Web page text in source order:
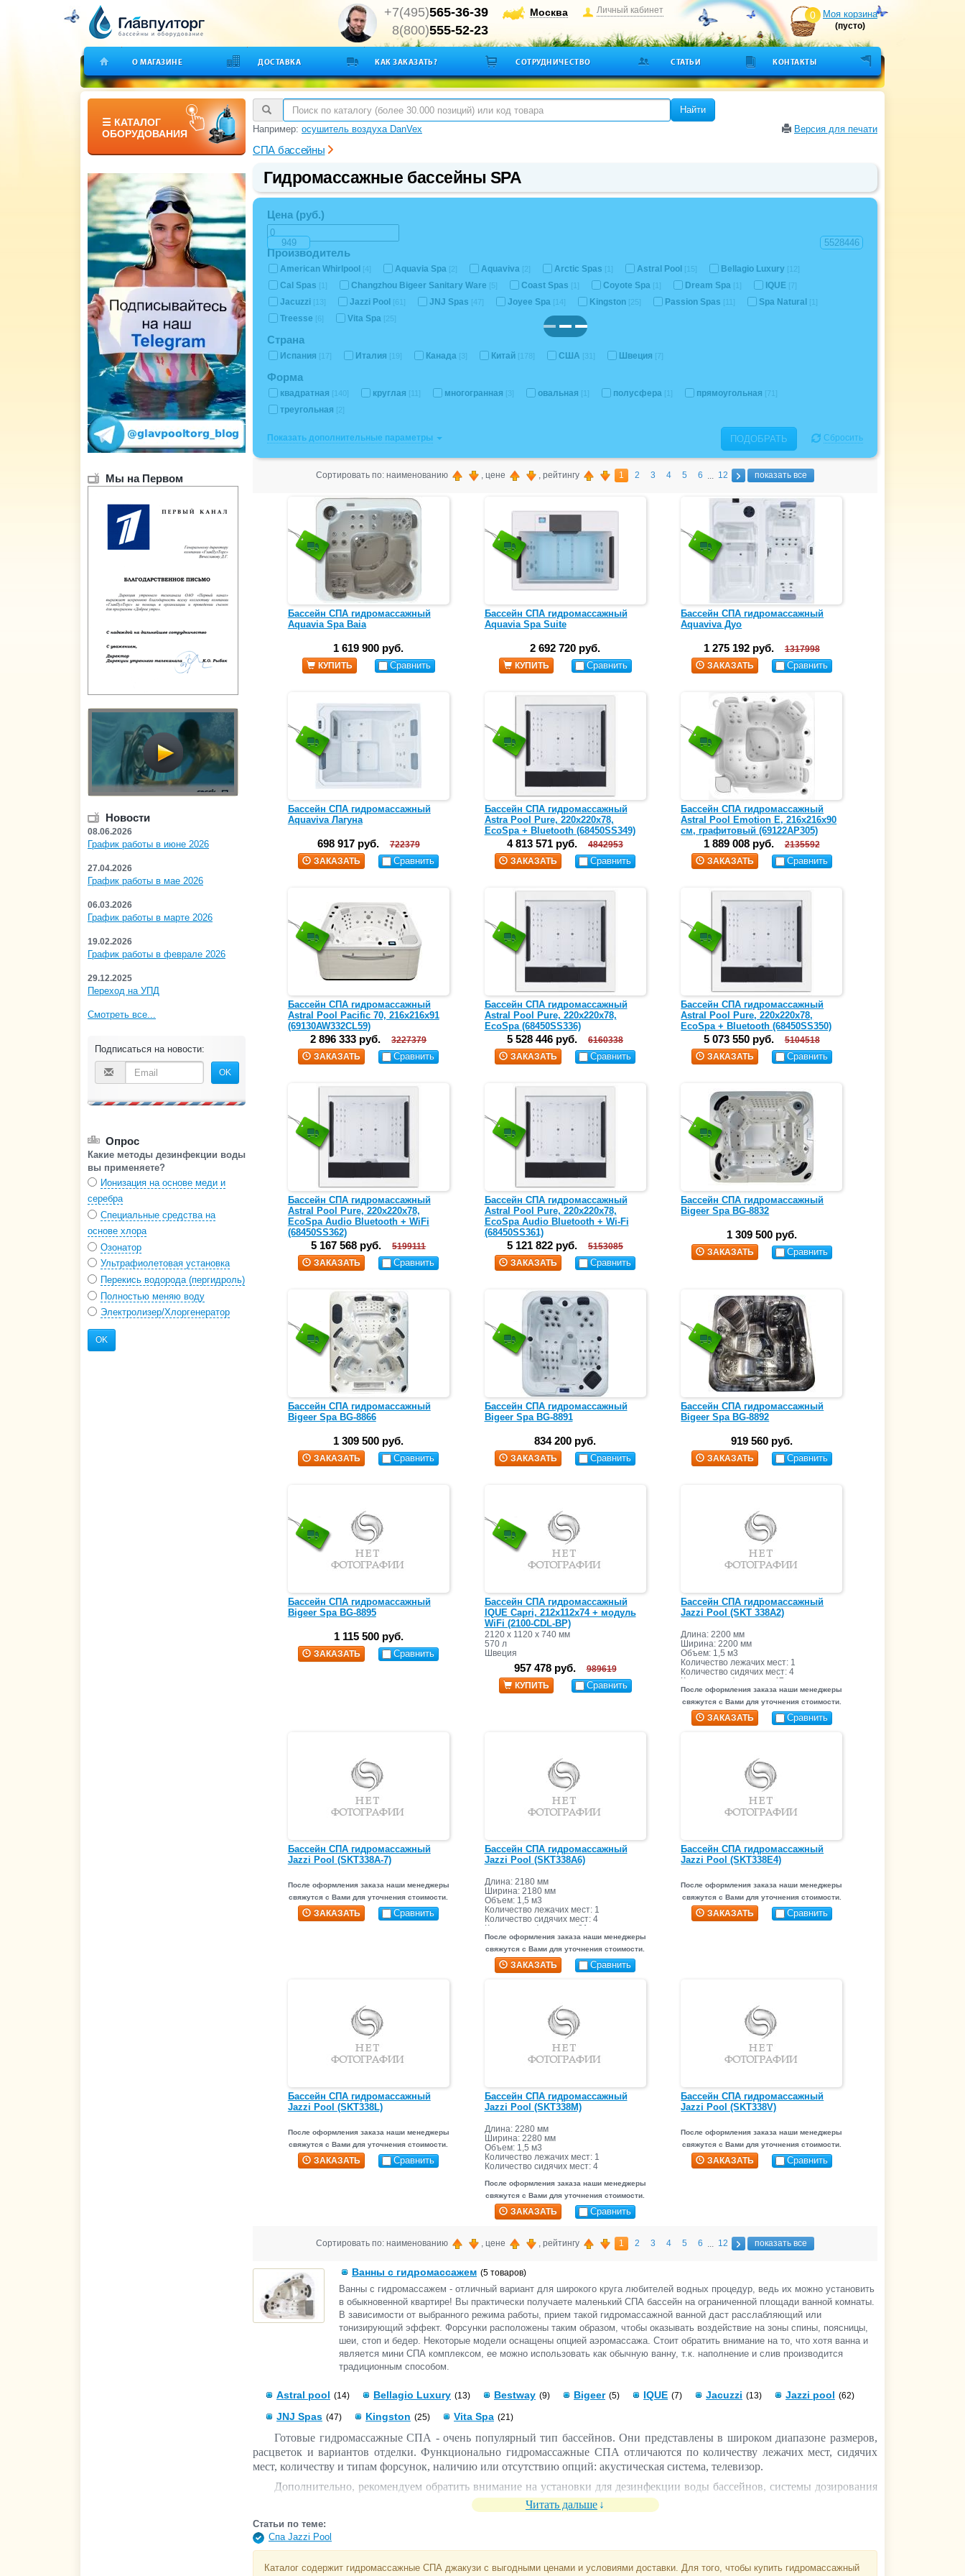
+7(495)565-36-39
8(800)555-52-23
Москва Личный кабинет 0 Моя корзина
(пусто)
О МАГАЗИНЕ ДОСТАВКА КАК ЗАКАЗАТЬ? СОТРУДНИЧЕСТВО СТАТЬИ КОНТАКТЫ
☰ КАТАЛОГ
ОБОРУДОВАНИЯ
Мы на Первом
Новости
08.06.2026
График работы в июне 2026
27.04.2026
График работы в мае 2026
06.03.2026
График работы в марте 2026
19.02.2026
График работы в феврале 2026
29.12.2025
Переход на УПД
Смотреть все...
Подписаться на новости:
OK
Опрос
Какие методы дезинфекции воды
вы применяете?
Ионизация на основе меди и
серебра
Специальные средства на
основе хлора
Озонатор
Ультрафиолетовая установка
Перекись водорода (пергидроль)
Полностью меняю воду
Электролизер/Хлоргенератор
OK
Найти
Например: осушитель воздуха DanVex Версия для печати
СПА бассейны
Гидромассажные бассейны SPA
Цена (руб.)
Производитель
American Whirlpool Aquavia Spa [2] Aquaviva [2] Arctic Spas Astral Pool [15] Bellagio Luxury [12]
Cal Spas Changzhou Bigeer Sanitary Ware [5] Coast Spas Coyote Spa Dream Spa IQUE [7]
Jacuzzi [13] Jazzi Pool [61] JNJ Spas [47] Joyee Spa Kingston [25] Passion Spas Spa Natural
Treesse [6] Vita Spa [25]
Страна
Испания [17] Италия [19] Канада [3] Китай [178] США [31] Швеция [7]
Форма
квадратная [140] круглая многогранная [3] овальная полусфера прямоугольная [71]
треугольная [2]
Показать дополнительные параметры Сбросить
ПОДОБРАТЬ
Сортировать по: наименованию , цене , рейтингу 1 2 3 4 5 6 ... 12 показать все
Бассейн СПА гидромассажный
Aquavia Spa Baia
1 619 900 руб.
КУПИТЬ Сравнить
Бассейн СПА гидромассажный
Aquavia Spa Suite
2 692 720 руб.
КУПИТЬ Сравнить
Бассейн СПА гидромассажный
Aquaviva Дуо
1 275 192 руб.
1317998
ЗАКАЗАТЬ
Сравнить
Бассейн СПА гидромассажный
Aquaviva Лагуна
698 917 руб.
722379
ЗАКАЗАТЬ
Сравнить
Бассейн СПА гидромассажный
Astra Pool Pure, 220x220x78,
EcoSpa + Bluetooth (68450SS349)
4 813 571 руб.
4842953
ЗАКАЗАТЬ
Сравнить
Бассейн СПА гидромассажный
Astral Pool Emotion E, 216х216х90
см, графитовый (69122AP305)
1 889 008 руб.
2135592
ЗАКАЗАТЬ
Сравнить
Бассейн СПА гидромассажный
Astral Pool Pacific 70, 216х216х91
(69130AW332CL59)
2 896 333 руб.
3227379
ЗАКАЗАТЬ
Сравнить
Бассейн СПА гидромассажный
Astral Pool Pure, 220x220x78,
EcoSpa (68450SS336)
5 528 446 руб.
6160338
ЗАКАЗАТЬ
Сравнить
Бассейн СПА гидромассажный
Astral Pool Pure, 220x220x78,
EcoSpa + Bluetooth (68450SS350)
5 073 550 руб.
5104518
ЗАКАЗАТЬ
Сравнить
Бассейн СПА гидромассажный
Astral Pool Pure, 220x220x78,
EcoSpa Audio Bluetooth + WiFi
(68450SS362)
5 167 568 руб.
5199111
ЗАКАЗАТЬ
Сравнить
Бассейн СПА гидромассажный
Astral Pool Pure, 220х220х78,
EcoSpa Audio Bluetooth + Wi-Fi
(68450SS361)
5 121 822 руб.
5153085
ЗАКАЗАТЬ
Сравнить
Бассейн СПА гидромассажный
Bigeer Spa BG-8832
1 309 500 руб.
ЗАКАЗАТЬ Сравнить
Бассейн СПА гидромассажный
Bigeer Spa BG-8866
1 309 500 руб.
ЗАКАЗАТЬ Сравнить
Бассейн СПА гидромассажный
Bigeer Spa BG-8891
834 200 руб.
ЗАКАЗАТЬ Сравнить
Бассейн СПА гидромассажный
Bigeer Spa BG-8892
919 560 руб.
ЗАКАЗАТЬ Сравнить
Бассейн СПА гидромассажный
Bigeer Spa BG-8895
1 115 500 руб.
ЗАКАЗАТЬ Сравнить
Бассейн СПА гидромассажный
IQUE Capri, 212х112х74 + модуль
WiFi (2100-CDL-BP)
2120 х 1120 х 740 мм
570 л
Швеция
957 478 руб.
989619
КУПИТЬ
Сравнить
Бассейн СПА гидромассажный
Jazzi Pool (SKT 338A2)
Длина: 2200 мм
Ширина: 2200 мм
Объем: 1,5 м3
Количество лежачих мест: 1
Количество сидячих мест: 4
Количество форсунок: 47
После оформления заказа наши менеджеры
свяжутся с Вами для уточнения стоимости.
ЗАКАЗАТЬ Сравнить
Бассейн СПА гидромассажный
Jazzi Pool (SKT338A-7)
После оформления заказа наши менеджеры
свяжутся с Вами для уточнения стоимости.
ЗАКАЗАТЬ Сравнить
Бассейн СПА гидромассажный
Jazzi Pool (SKT338A6)
Длина: 2180 мм
Ширина: 2180 мм
Объем: 1,5 м3
Количество лежачих мест: 1
Количество сидячих мест: 4
Количество форсунок: 81
После оформления заказа наши менеджеры
свяжутся с Вами для уточнения стоимости.
ЗАКАЗАТЬ Сравнить
Бассейн СПА гидромассажный
Jazzi Pool (SKT338E4)
После оформления заказа наши менеджеры
свяжутся с Вами для уточнения стоимости.
ЗАКАЗАТЬ Сравнить
Бассейн СПА гидромассажный
Jazzi Pool (SKT338L)
После оформления заказа наши менеджеры
свяжутся с Вами для уточнения стоимости.
ЗАКАЗАТЬ Сравнить
Бассейн СПА гидромассажный
Jazzi Pool (SKT338M)
Длина: 2280 мм
Ширина: 2280 мм
Объем: 1,5 м3
Количество лежачих мест: 1
Количество сидячих мест: 4
После оформления заказа наши менеджеры
свяжутся с Вами для уточнения стоимости.
ЗАКАЗАТЬ Сравнить
Бассейн СПА гидромассажный
Jazzi Pool (SKT338V)
После оформления заказа наши менеджеры
свяжутся с Вами для уточнения стоимости.
ЗАКАЗАТЬ Сравнить
Сортировать по: наименованию , цене , рейтингу 1 2 3 4 5 6 ... 12 показать все
Ванны с гидромассажем (5 товаров)
Ванны с гидромассажем - отличный вариант для широкого круга любителей водных процедур, ведь их можно установить
в обыкновенной квартире! Вы практически получаете маленький СПА бассейн на ограниченной площади ванной комнаты.
В зависимости от выбранного режима работы, прием такой гидромассажной ванной даст расслабляющий или
тонизирующий эффект. Форсунки расположены таким образом, чтобы оказывать воздействие на зоны спины, поясницы,
шеи, стоп и бедер. Некоторые модели оснащены опцией аэромассажа. Стоит обратить внимание на то, что хотя ванна и
является мини СПА комплексом, ее можно использовать как обычную ванну, т.к. наполнение и слив производится
традиционным способом.
Astral pool (14) Bellagio Luxury (13) Bestway (9) Bigeer (5) IQUE (7) Jacuzzi (13) Jazzi pool (62)
JNJ Spas (47) Kingston (25) Vita Spa (21)
Готовые гидромассажные СПА - очень популярный тип бассейнов. Они представлены в широком диапазоне размеров,
расцветок и вариантов отделки. Функционально гидромассажные СПА отличаются по количеству лежачих мест, сидячих
мест, количеству и типам форсунок, наличию или отсутствию опций: акустическая система, телевизор.
Дополнительно, рекомендуем обратить внимание на установки для дезинфекции воды бассейнов, системы дозирования
и контроля, системы фильтрации воды, насадки к водопадам, пылесосы для очистки чаши бассейна, химия, другие средства
для ухода, насосы, фильтры, фитинги, лестницы, запчасти, стеновые закладные детали, аксессуары для бани и сауны, корзины
для скиммера. гидроизоляционные материалы, комплектующие, расходники, другое необходимое оборудование,
принадлежности и аксессуары.
Также, в магазине в наличии бассейны и купели различных моделей и объема, бассейны с противотоком, для улицы
Читать дальше
Статьи по теме:
Спа Jazzi Pool
Каталог содержит гидромассажные СПА джакузи с выгодными ценами и условиями доставки. Для того, чтобы купить гидромассажный